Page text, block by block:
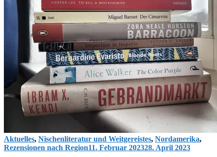
Aktuelles, Nischenliteratur und Weitgereistes, Nordamerika,
Rezensionen nach Region11. Februar 202328. April 2023